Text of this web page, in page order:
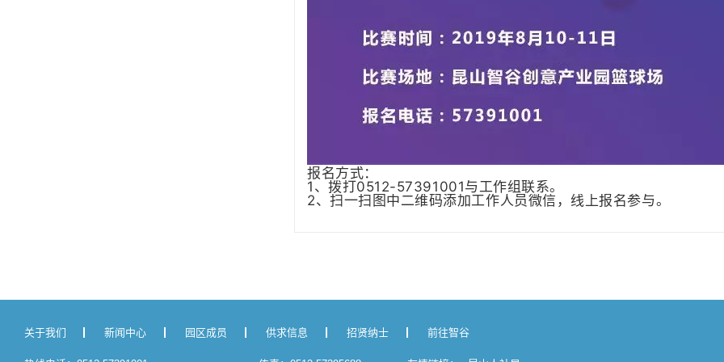
报名方式：
1、拨打0512-57391001与工作组联系。
2、扫一扫图中二维码添加工作人员微信，线上报名参与。
关于我们 新闻中心 园区成员 供求信息 招贤纳士 前往智谷